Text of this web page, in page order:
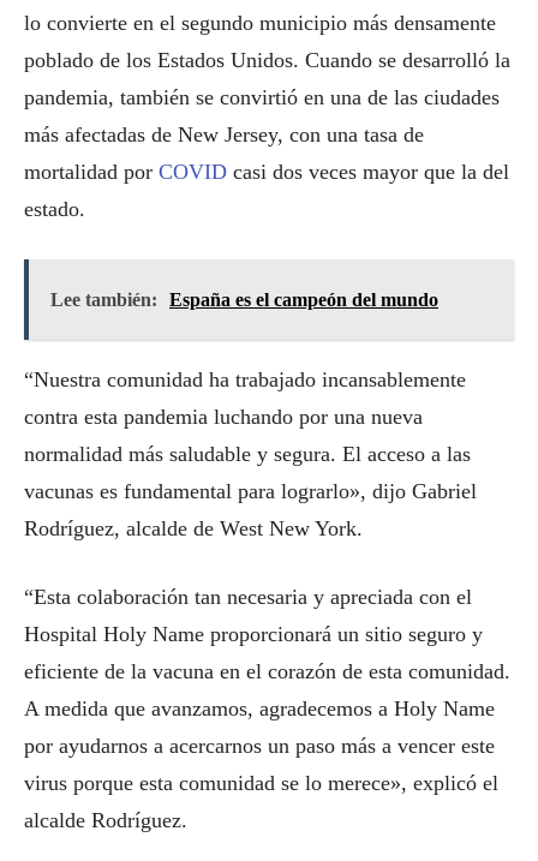
lo convierte en el segundo municipio más densamente
poblado de los Estados Unidos. Cuando se desarrolló la
pandemia, también se convirtió en una de las ciudades
más afectadas de New Jersey, con una tasa de
mortalidad por COVID casi dos veces mayor que la del
estado.
Lee también: España es el campeón del mundo
“Nuestra comunidad ha trabajado incansablemente
contra esta pandemia luchando por una nueva
normalidad más saludable y segura. El acceso a las
vacunas es fundamental para lograrlo», dijo Gabriel
Rodríguez, alcalde de West New York.
“Esta colaboración tan necesaria y apreciada con el
Hospital Holy Name proporcionará un sitio seguro y
eficiente de la vacuna en el corazón de esta comunidad.
A medida que avanzamos, agradecemos a Holy Name
por ayudarnos a acercarnos un paso más a vencer este
virus porque esta comunidad se lo merece», explicó el
alcalde Rodríguez.